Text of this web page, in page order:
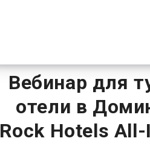
Вебинар для
отели в
Rock Hotels All-